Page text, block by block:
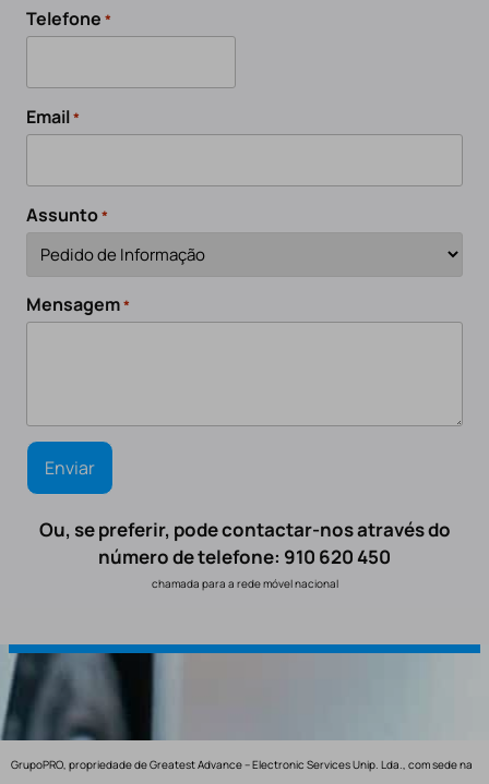
Telefone *
Email*
Assunto*
Mensagem*
Ou, se preferir, pode contactar-nos através do
número de telefone: 910 620 450
chamada para a rede móvel nacional
GrupoPRO, propriedade de Greatest Advance – Electronic Services Unip. Lda., com sede na